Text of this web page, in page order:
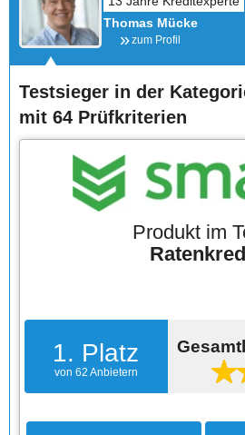
Thomas Mücke
zum Profil
Testsieger in der
mit 64 Prüfkriterien
Produkt im
1. Platz
von 62 Anbietern